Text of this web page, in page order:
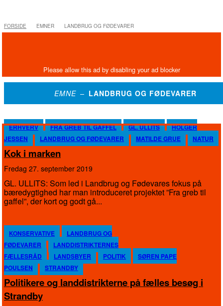
FORSIDE EMNER LANDBRUG OG FØDEVARER
EMNE – LANDBRUG OG FØDEVARER
ERHVERV FRA GREB TIL GAFFEL GL. ULLITS
HOLGER
JESSEN
LANDBRUG OG FØDEVARER MATILDE GRUE NATUR
Kok i marken
fredag 27. september 2019
GL. ULLITS: Som led i Landbrug og Fødevares fokus på
bæredygtighed har man introduceret projektet ”Fra greb til
gaffel”, der kort og godt gå...
KONSERVATIVE
LANDBRUG OG
FØDEVARER
LANDDISTRIKTERNES
FÆLLESRÅD
LANDSBYER POLITIK
SØREN PAPE
POULSEN
STRANDBY
Politikere og landdistrikterne på fælles besøg i
Strandby